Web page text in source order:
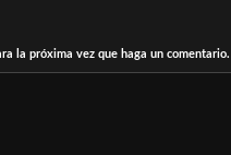
la próxima vez que haga un comentario.